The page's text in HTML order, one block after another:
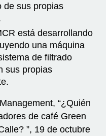
de sus propias
está desarrollando
una máquina
de filtrado
sus propias
“¿Quién
de café Green
”, 19 de octubre